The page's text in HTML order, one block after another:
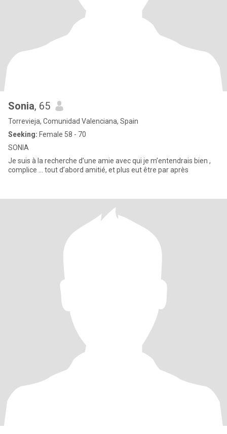
Sonia, 65
Torrevieja, Comunidad Valenciana, Spain
Seeking: Female 58 - 70
SONIA
Je suis à la recherche d’une amie avec qui je m’entendrais bien ,
complice ... tout d’abord amitié, et plus eut être par après